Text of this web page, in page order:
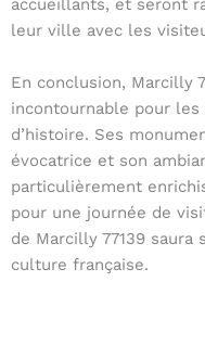
accueillants, et seront
leur ville avec les
En conclusion, Marcilly
incontournable pour
d’histoire. Ses
évocatrice et son
particulièrement
pour une journée de
de Marcilly 77139
culture française.